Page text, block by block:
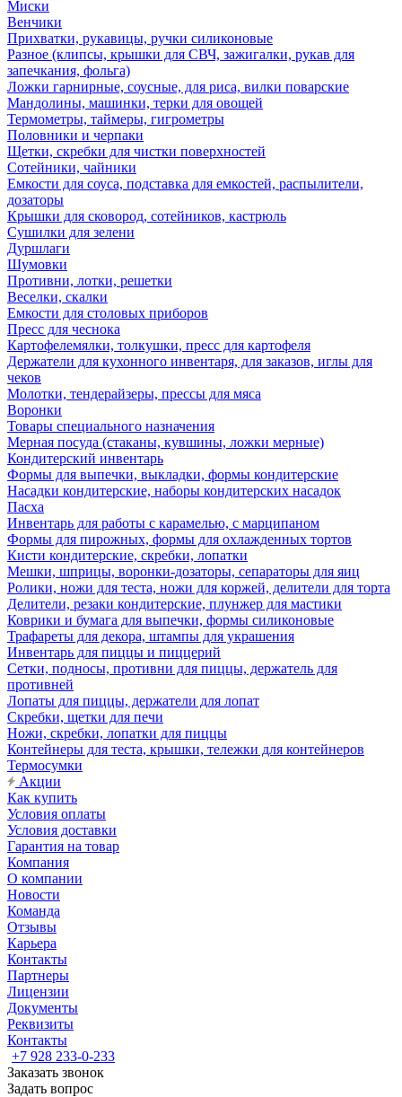
Миски
Венчики
Прихватки, рукавицы, ручки силиконовые
Разное (клипсы, крышки для СВЧ, зажигалки, рукав для
запечкания, фольга)
Ложки гарнирные, соусные, для риса, вилки поварские
Мандолины, машинки, терки для овощей
Термометры, таймеры, гигрометры
Половники и черпаки
Щетки, скребки для чистки поверхностей
Сотейники, чайники
Емкости для соуса, подставка для емкостей, распылители,
дозаторы
Крышки для сковород, сотейников, кастрюль
Сушилки для зелени
Дуршлаги
Шумовки
Противни, лотки, решетки
Веселки, скалки
Емкости для столовых приборов
Пресс для чеснока
Картофелемялки, толкушки, пресс для картофеля
Держатели для кухонного инвентаря, для заказов, иглы для
чеков
Молотки, тендерайзеры, прессы для мяса
Воронки
Товары специального назначения
Мерная посуда (стаканы, кувшины, ложки мерные)
Кондитерский инвентарь
Формы для выпечки, выкладки, формы кондитерские
Насадки кондитерские, наборы кондитерских насадок
Пасха
Инвентарь для работы с карамелью, с марципаном
Формы для пирожных, формы для охлажденных тортов
Кисти кондитерские, скребки, лопатки
Мешки, шприцы, воронки-дозаторы, сепараторы для яиц
Ролики, ножи для теста, ножи для коржей, делители для торта
Делители, резаки кондитерские, плунжер для мастики
Коврики и бумага для выпечки, формы силиконовые
Трафареты для декора, штампы для украшения
Инвентарь для пиццы и пиццерий
Сетки, подносы, противни для пиццы, держатель для
противней
Лопаты для пиццы, держатели для лопат
Скребки, щетки для печи
Ножи, скребки, лопатки для пиццы
Контейнеры для теста, крышки, тележки для контейнеров
Термосумки
Акции
Как купить
Условия оплаты
Условия доставки
Гарантия на товар
Компания
О компании
Новости
Команда
Отзывы
Карьера
Контакты
Партнеры
Лицензии
Документы
Реквизиты
Контакты
+7 928 233-0-233
Заказать звонок
Задать вопрос